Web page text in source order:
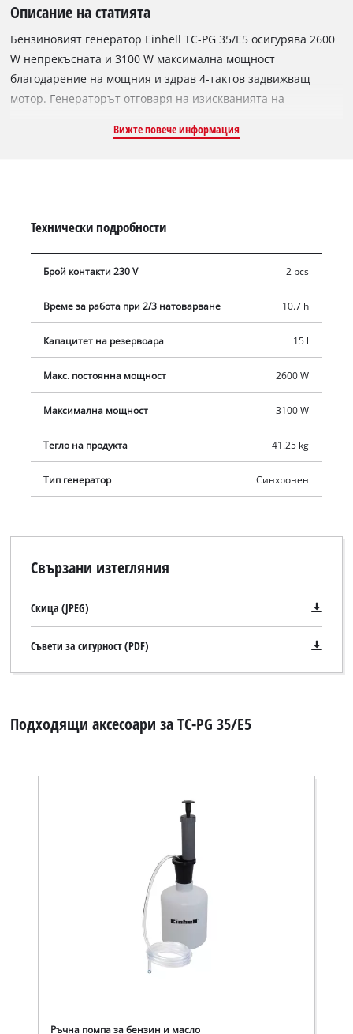
Описание на статията
Бензиновият генератор Einhell TC-PG 35/E5 осигурява 2600
W непрекъсната и 3100 W максимална мощност
благодарение на мощния и здрав 4-тактов задвижващ
мотор. Генераторът отговаря на изискванията на
на електричество има два контакта 230 V, включително
15-литров резервоар има практичен индикатор за ниво за
непрекъсната работа. Прекъсвачът за претоварване и
защитата при ниско ниво на маслото осигуряват безопасна
въжен стартер.
Вижте повече информация
Технически подробности
Брой контакти 230 V 2 pcs
Време за работа при 2/3 натоварване 10.7 h
Капацитет на резервоара 15 l
Макс. постоянна мощност 2600 W
Максимална мощност 3100 W
Тегло на продукта 41.25 kg
Тип генератор Синхронен
Свързани изтегляния
Скица (JPEG)
Съвети за сигурност (PDF)
Подходящи аксесоари за TC-PG 35/E5
Ръчна помпа за бензин и масло